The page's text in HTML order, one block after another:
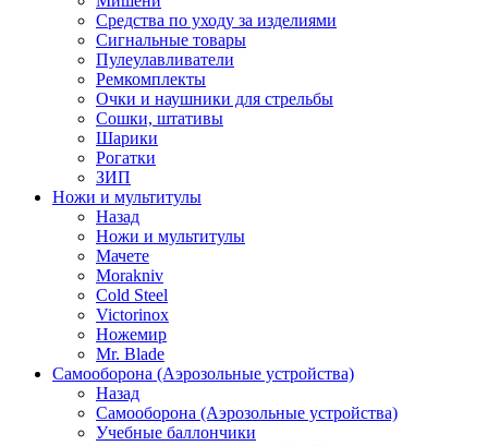
Средства по уходу за изделиями
Сигнальные товары
Пулеулавливатели
Ремкомплекты
Очки и наушники для стрельбы
Сошки, штативы
Шарики
Рогатки
ЗИП
Ножи и мультитулы
Назад
Ножи и мультитулы
Мачете
Morakniv
Cold Steel
Victorinox
Ножемир
Mr. Blade
Самооборона (Аэрозольные устройства)
Назад
Самооборона (Аэрозольные устройства)
Учебные баллончики